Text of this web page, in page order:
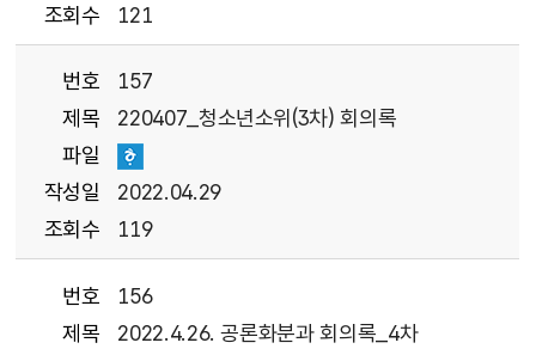
조회수
121
번호
157
제목
220407_청소년소위(3차) 회의록
파일
작성일
2022.04.29
조회수
119
번호
156
제목
2022.4.26. 공론화분과 회의록_4차